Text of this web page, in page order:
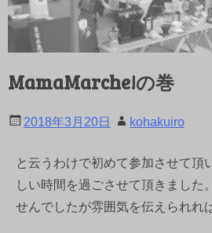
MamaMarche!の巻
2018年3月20日 kohakuiro
と云うわけで初めて参加させて頂
しい時間を過ごさせて頂きました
せんでしたが雰囲気を伝えられれ